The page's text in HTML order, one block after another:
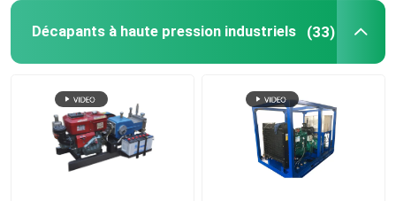
Décapants à haute pression industriels (33)